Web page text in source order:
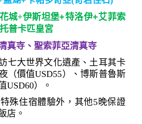
城+伊斯坦堡+特洛伊+艾菲索
普卡匹皇宮
真寺、聖索菲亞清真寺
七大世界文化遺產、土耳其卡
（價值USD55）、博斯普魯斯
USD60）。
殊住宿體驗外，其他5晚保證
店。